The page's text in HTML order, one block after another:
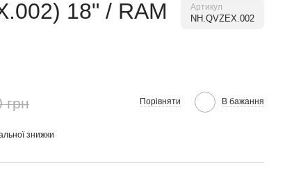
18" / RAM
Артикул
NH.QVZEX.002
грн Порівняти В бажання
знижки